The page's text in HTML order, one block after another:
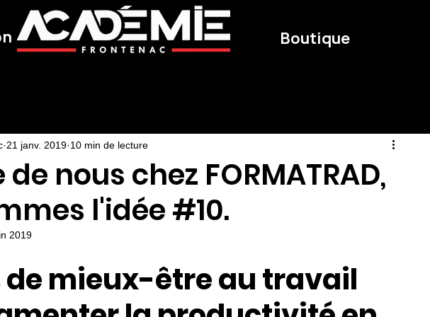
Boutique
nous chez FORMATRAD,
l'idée #10.
21 janv. 2019 10 min de lecture
2019
de mieux-être au travail